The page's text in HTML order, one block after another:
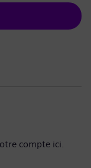
compte ici.